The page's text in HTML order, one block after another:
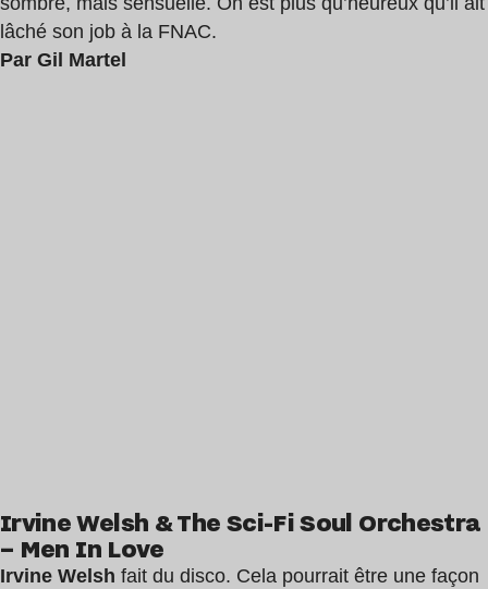
lâché son job à la FNAC.
Par Gil Martel
Irvine Welsh & The Sci-Fi Soul Orchestra
– Men In Love
Irvine Welsh fait du disco. Cela pourrait être une façon